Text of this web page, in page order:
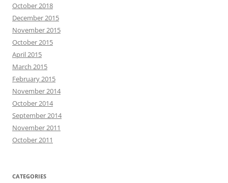
October 2018
December 2015
November 2015
October 2015
April 2015
March 2015
February 2015
November 2014
October 2014
September 2014
November 2011
October 2011
CATEGORIES